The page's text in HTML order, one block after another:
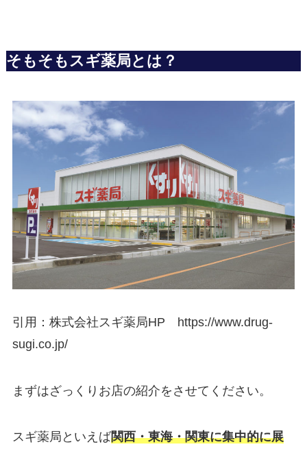
そもそもスギ薬局とは？
引用：株式会社スギ薬局HP https://www.drug-
sugi.co.jp/
まずはざっくりお店の紹介をさせてください。
スギ薬局といえば関西・東海・関東に集中的に展